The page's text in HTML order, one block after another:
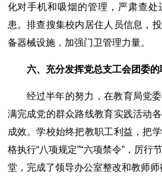
化对手机和吸烟的管理，严肃查处
患。排查搜集校内居住人员信息，
备器械设施，加强门卫管理力量。
六、充分发挥党总支工会团委的
经过半年的努力，在教育局党
满完成党的群众路线教育实践活动
成效。学校始终把教职工利益，把
格执行“八项规定”“六项禁令”，厉行
堂，完成了领导办公室整改和教师师